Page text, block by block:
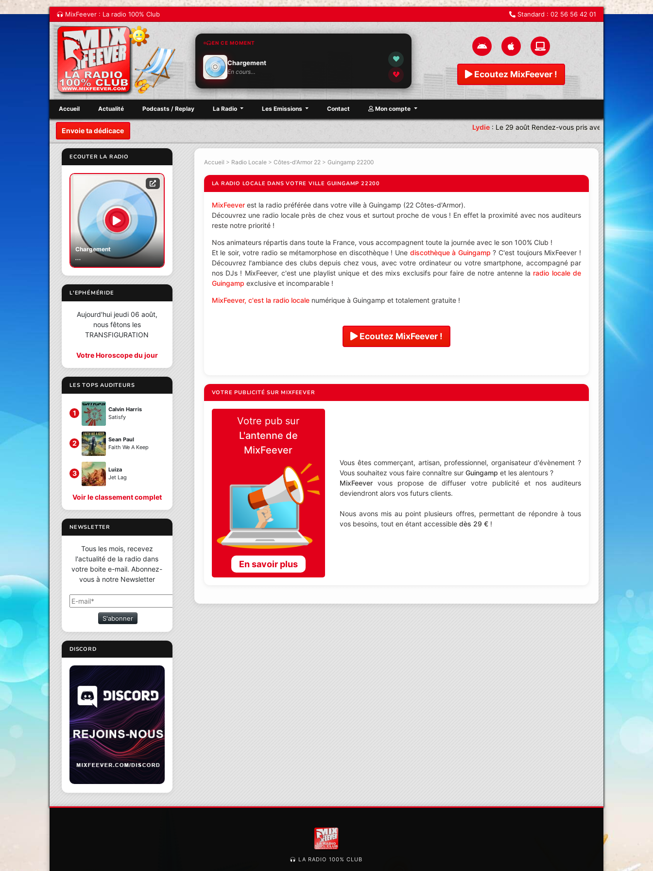
MixFeever : La radio 100% Club Standard : 02 56 56 42 01
EN CE MOMENT
Chargement
En cours… Ecoutez MixFeever !
Accueil Actualité Podcasts / Replay La Radio Les Emissions Contact Mon compte
Envoie ta dédicace Lydie:Le 29 août Rendez-vous pris avec une équipe
ECOUTER LA RADIO
Chargement
...
L'EPHÉMÉRIDE
Aujourd'hui jeudi 06 août,
nous fêtons les
TRANSFIGURATION
Votre Horoscope du jour
LES TOPS AUDITEURS
1
Calvin Harris
Satisfy
2
Sean Paul
Faith We A Keep
3
Luiza
Jet Lag
Voir le classement complet
NEWSLETTER
Tous les mois, recevez
l'actualité de la radio dans
votre boite e-mail. Abonnez-
vous à notre Newsletter
S'abonner
DISCORD
Accueil > Radio Locale> Côtes-d'Armor 22 > Guingamp 22200
LA RADIO LOCALE DANS VOTRE VILLE GUINGAMP 22200
MixFeeverest la radio préférée dans votre ville à Guingamp (22 Côtes-d'Armor).
Découvrez une radio locale près de chez vous et surtout proche de vous ! En effet la proximité avec nos auditeurs
reste notre priorité !
Nos animateurs répartis dans toute la France, vous accompagnent toute la journée avec le son 100% Club !
Et le soir, votre radio se métamorphose en discothèque ! Une discothèque à Guingamp ? C'est toujours MixFeever !
Découvrez l'ambiance des clubs depuis chez vous, avec votre ordinateur ou votre smartphone, accompagné par
nos DJs ! MixFeever, c'est une playlist unique et des mixs exclusifs pour faire de notre antenne la radio locale de
Guingamp exclusive et incomparable !
MixFeever, c'est la radio localenumérique à Guingamp et totalement gratuite !
Ecoutez MixFeever !
VOTRE PUBLICITÉ SUR MIXFEEVER
Votre pub sur
L'antenne de
MixFeever
En savoir plus
Vous êtes commerçant, artisan, professionnel, organisateur d'évènement ?
Vous souhaitez vous faire connaître surGuingamp et les alentours ?
MixFeever vous propose de diffuser votre publicité et nos auditeurs
deviendront alors vos futurs clients.
Nous avons mis au point plusieurs offres, permettant de répondre à tous
vos besoins, tout en étant accessibledès 29 € !
LA RADIO 100% CLUB